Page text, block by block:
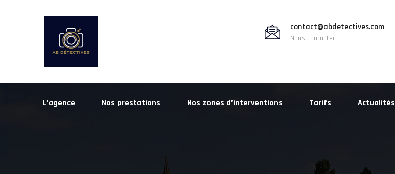
contact@abdetectives.com
Nous contacter
L’agence Nos prestations Nos zones d’interventions Tarifs Actualités